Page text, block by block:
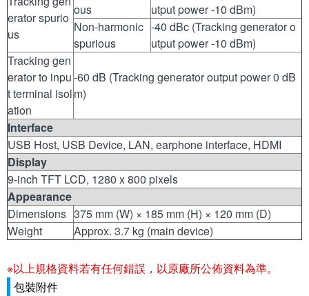
erator spurio
us
ous
utput power -10 dBm)
Non-harmonic
spurious
-40 dBc (Tracking generator o
utput power -10 dBm)
Tracking gen
erator to inpu
t terminal isol
ation
-60 dB (Tracking generator output power 0 dB
m)
Interface
USB Host, USB Device, LAN, earphone interface, HDMI
Display
9-inch TFT LCD, 1280 x 800 pixels
Appearance
Dimensions 375 mm (W) × 185 mm (H) × 120 mm (D)
Weight
Approx. 3.7 kg (main device)
※以上規格資料若有任何錯誤，以原廠所公佈資料為準。
包裝附件